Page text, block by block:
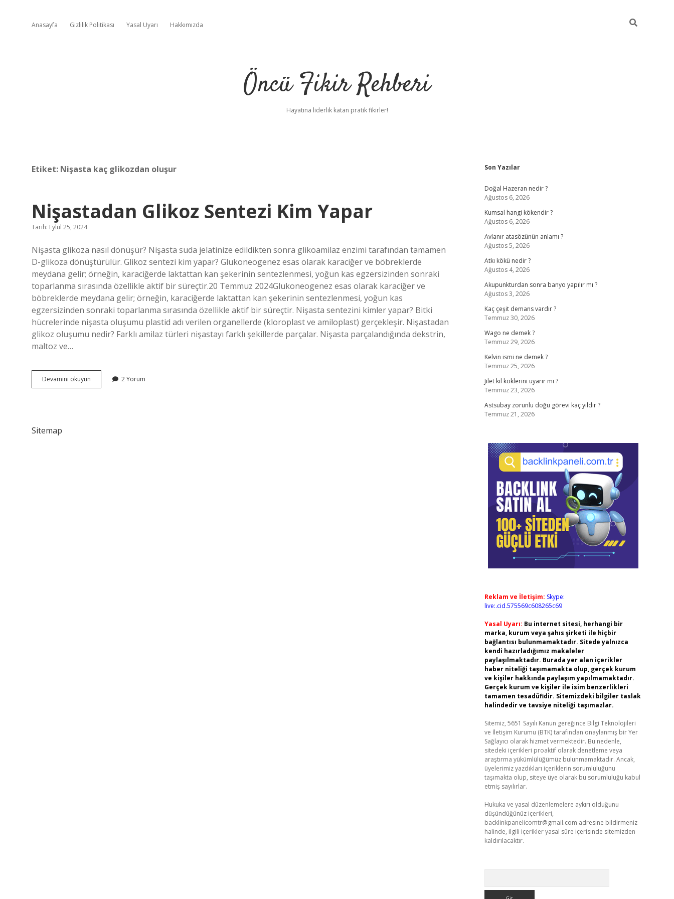
Anasayfa Gizlilik Politikası Yasal Uyarı Hakkımızda
Öncü Fikir Rehberi
Hayatına liderlik katan pratik fikirler!
Etiket: Nişasta kaç glikozdan oluşur
Nişastadan Glikoz Sentezi Kim Yapar
Tarih: Eylül 25, 2024
Nişasta glikoza nasıl dönüşür? Nişasta suda jelatinize edildikten sonra glikoamilaz enzimi tarafından tamamen
D-glikoza dönüştürülür. Glikoz sentezi kim yapar? Glukoneogenez esas olarak karaciğer ve böbreklerde
meydana gelir; örneğin, karaciğerde laktattan kan şekerinin sentezlenmesi, yoğun kas egzersizinden sonraki
toparlanma sırasında özellikle aktif bir süreçtir.20 Temmuz 2024Glukoneogenez esas olarak karaciğer ve
böbreklerde meydana gelir; örneğin, karaciğerde laktattan kan şekerinin sentezlenmesi, yoğun kas
egzersizinden sonraki toparlanma sırasında özellikle aktif bir süreçtir. Nişasta sentezini kimler yapar? Bitki
hücrelerinde nişasta oluşumu plastid adı verilen organellerde (kloroplast ve amiloplast) gerçekleşir. Nişastadan
glikoz oluşumu nedir? Farklı amilaz türleri nişastayı farklı şekillerde parçalar. Nişasta parçalandığında dekstrin,
maltoz ve…
Devamını okuyun Nişastadan
Glikoz
2 Yorum
Sitemap
Sidebar
Son Yazılar
Doğal Hazeran nedir ?
Ağustos 6, 2026
Kumsal hangi kökendir ?
Ağustos 6, 2026
Avlanır atasözünün anlamı ?
Ağustos 5, 2026
Atkı kökü nedir ?
Ağustos 4, 2026
Akupunkturdan sonra banyo yapılır mı ?
Ağustos 3, 2026
Kaç çeşit demans vardır ?
Temmuz 30, 2026
Wago ne demek ?
Temmuz 29, 2026
Kelvin ismi ne demek ?
Temmuz 25, 2026
Jilet kıl köklerini uyarır mı ?
Temmuz 23, 2026
Astsubay zorunlu doğu görevi kaç yıldır ?
Temmuz 21, 2026
Reklam ve İletişim: Skype:
live:.cid.575569c608265c69
Yasal Uyarı: Bu internet sitesi, herhangi bir
marka, kurum veya şahıs şirketi ile hiçbir
bağlantısı bulunmamaktadır. Sitede yalnızca
kendi hazırladığımız makaleler
paylaşılmaktadır. Burada yer alan içerikler
haber niteliği taşımamakta olup, gerçek kurum
ve kişiler hakkında paylaşım yapılmamaktadır.
Gerçek kurum ve kişiler ile isim benzerlikleri
tamamen tesadüfidir. Sitemizdeki bilgiler taslak
halindedir ve tavsiye niteliği taşımazlar.
Sitemiz, 5651 Sayılı Kanun gereğince Bilgi Teknolojileri
ve İletişim Kurumu (BTK) tarafından onaylanmış bir Yer
Sağlayıcı olarak hizmet vermektedir. Bu nedenle,
sitedeki içerikleri proaktif olarak denetleme veya
araştırma yükümlülüğümüz bulunmamaktadır. Ancak,
üyelerimiz yazdıkları içeriklerin sorumluluğunu
taşımakta olup, siteye üye olarak bu sorumluluğu kabul
etmiş sayılırlar.
Hukuka ve yasal düzenlemelere aykırı olduğunu
düşündüğünüz içerikleri,
backlinkpanelicomtr@gmail.com adresine bildirmeniz
halinde, ilgili içerikler yasal süre içerisinde sitemizden
kaldırılacaktır.
ilbet giriş